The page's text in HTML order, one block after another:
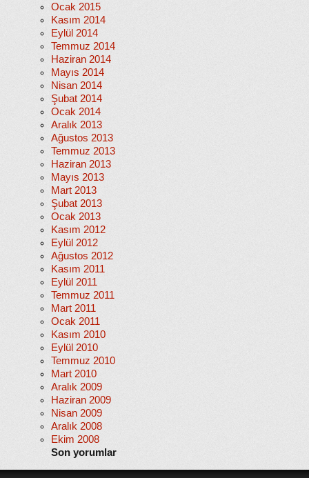
Ocak 2015
Kasım 2014
Eylül 2014
Temmuz 2014
Haziran 2014
Mayıs 2014
Nisan 2014
Şubat 2014
Ocak 2014
Aralık 2013
Ağustos 2013
Temmuz 2013
Haziran 2013
Mayıs 2013
Mart 2013
Şubat 2013
Ocak 2013
Kasım 2012
Eylül 2012
Ağustos 2012
Kasım 2011
Eylül 2011
Temmuz 2011
Mart 2011
Ocak 2011
Kasım 2010
Eylül 2010
Temmuz 2010
Mart 2010
Aralık 2009
Haziran 2009
Nisan 2009
Aralık 2008
Ekim 2008
Son yorumlar